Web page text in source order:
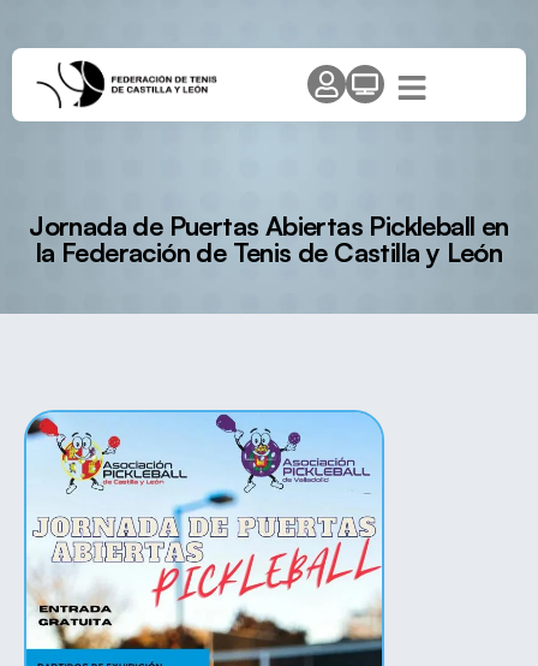
Jornada de Puertas Abiertas Pickleball en
la Federación de Tenis de Castilla y León